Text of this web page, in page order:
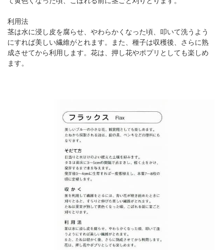
利用法
茎は水に浸し皮を腐らせ、やわらかくなった頃、叩いて洗うよう
にすれば美しい繊維がとれます。また、種子は収穫後、さらに熟
成させてから利用します。花は、押し花やポプリとしても楽しめ
ます。